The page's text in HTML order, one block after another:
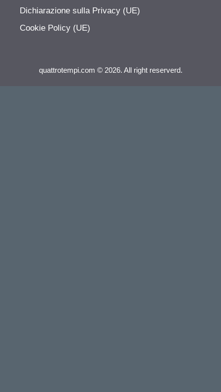
Dichiarazione sulla Privacy (UE)
Cookie Policy (UE)
quattrotempi.com © 2026. All right reserverd.